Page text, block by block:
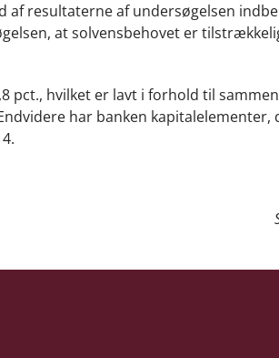
af resultaterne af undersøgelsen
at solvensbehovet er
pct., hvilket er lavt i forhold til
har banken kapitalelementer,